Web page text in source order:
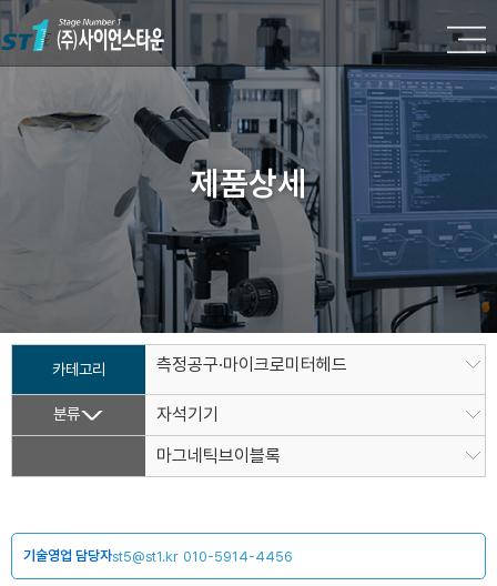
제품상세
카테고리 측정공구·마이크로미터헤드
분류
자석기기
마그네틱브이블록
기술영업 담당자st5@st1.kr 010-5914-4456